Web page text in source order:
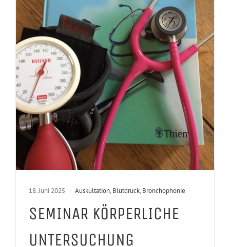
18. Juni 2025 | Auskultation, Blutdruck, Bronchophonie
SEMINAR KÖRPERLICHE
UNTERSUCHUNG